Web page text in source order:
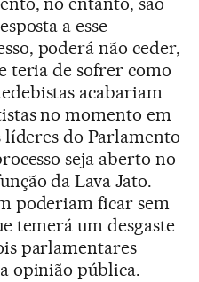
a esse
poderá não ceder,
teria de sofrer como
acabariam
no momento em
líderes do Parlamento
seja aberto no
da Lava Jato.
poderiam ficar sem
temerá um desgaste
parlamentares
opinião pública.